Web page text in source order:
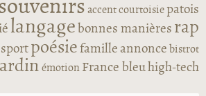
accentcourtoisiepatois
langage bonnes manières rap
sportpoésie famille annonce bistrot
émotion France bleuhigh-tech